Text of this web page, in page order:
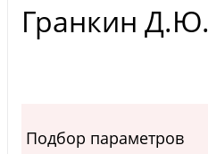
Гранкин Д.Ю.
Подбор параметров